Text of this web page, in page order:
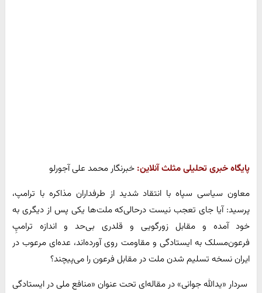
پایگاه خبری تحلیلی مثلث آنلاین: خبرنگار محمد علی آجورلو
معاون سیاسی سپاه با انتقاد شدید از طرفداران مذاکره با ترامپ،
پرسید: آیا جای تعجب نیست درحالی‌که ملت‌ها یکی پس از دیگری به
خود آمده و مقابل زورگویی و قلدری بی‌حد و اندازه ترامپِ
فرعون‌مسلک به ایستادگی و مقاومت روی آورده‌اند، عده‌ای مرعوب در
ایران نسخه تسلیم شدن ملت در مقابل فرعون را می‌پیچند؟
سردار «یدالله جوانی» در مقاله‌ای تحت عنوان «منافع ملی در ایستادگی